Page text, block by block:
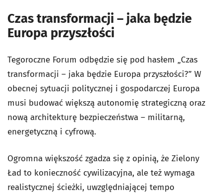
Czas transformacji – jaka będzie
Europa przyszłości
Tegoroczne Forum odbędzie się pod hasłem „Czas
transformacji – jaka będzie Europa przyszłości?” W
obecnej sytuacji politycznej i gospodarczej Europa
musi budować większą autonomię strategiczną oraz
nową architekturę bezpieczeństwa – militarną,
energetyczną i cyfrową.
Ogromna większość zgadza się z opinią, że Zielony
Ład to konieczność cywilizacyjna, ale też wymaga
realistycznej ścieżki, uwzględniającej tempo